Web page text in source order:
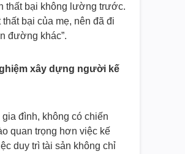
thất bại không lường trước.
thất bại của mẹ, nên đã đi
đường khác”.
xây dựng người kế
đình, không có chiến
quan trọng hơn việc kế
duy trì tài sản không chỉ